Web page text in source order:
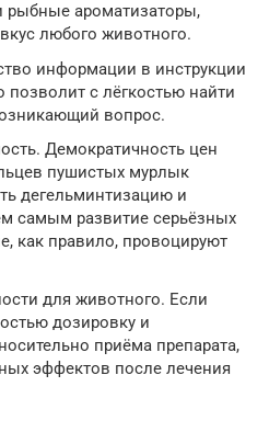
рыбные ароматизаторы,
любого животного.
информации в инструкции
позволит с лёгкостью найти
вопрос.
Демократичность цен
пушистых мурлык
дегельминтизацию и
самым развитие серьёзных
как правило, провоцируют
для животного. Если
дозировку и
приёма препарата,
эффектов после лечения